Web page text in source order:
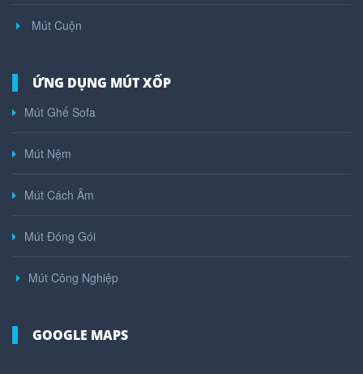
Mút Cuộn
ỨNG DỤNG MÚT XỐP
Mút Ghế Sofa
Mút Nệm
Mút Cách Âm
Mút Đóng Gói
Mút Công Nghiệp
GOOGLE MAPS